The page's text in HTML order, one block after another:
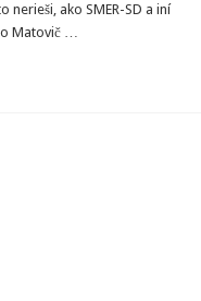
nerieši, ako SMER-SD a iní
Matovič …